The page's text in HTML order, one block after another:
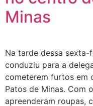
Minas
Na tarde dessa
conduziu para a
cometerem furtos em
Patos de Minas. Com
apreenderam roupas,